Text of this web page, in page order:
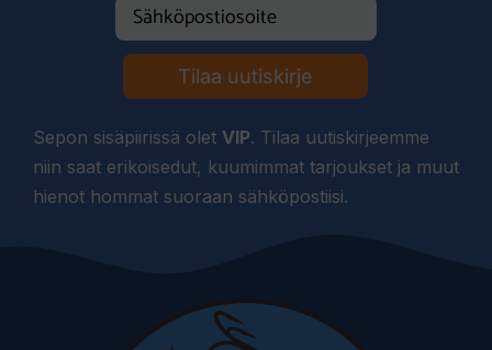
Tilaa uutiskirje
Sepon sisäpiirissä olet VIP. Tilaa uutiskirjeemme
niin saat erikoisedut, kuumimmat tarjoukset ja muut
hienot hommat suoraan sähköpostiisi.